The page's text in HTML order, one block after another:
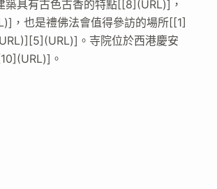
具有古色古香的特點[[8](URL)]，
，也是禮佛法會值得參訪的場所[[1]
。寺院位於西港慶安
。